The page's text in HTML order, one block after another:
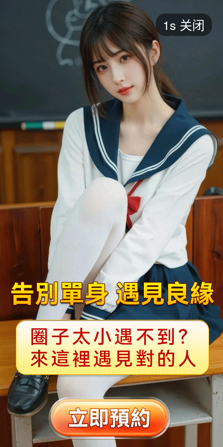
短剧
最热 添加 评分
都市 甜宠 逆袭 玄幻
2025 2024 2023 2022
全部 大陆 香港 台湾 美国 韩国 日本
1s 关闭